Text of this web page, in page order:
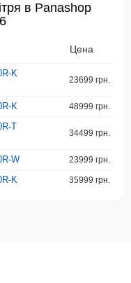
заряджених
електричним
в Panashop
Цена
K
23699 грн.
K 48999 грн.
T
34499 грн.
W 23999 грн.
K 35999 грн.